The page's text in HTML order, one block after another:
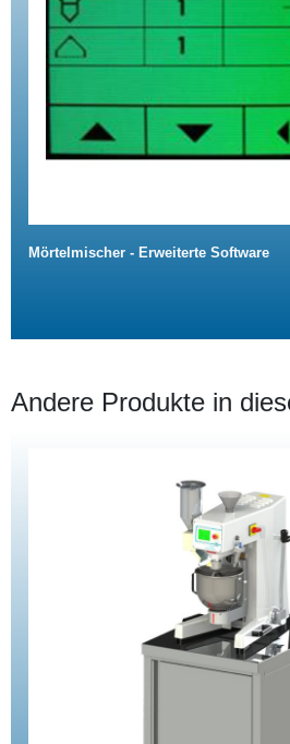
Mörtelmischer - Erweiterte Software
Andere Produkte in